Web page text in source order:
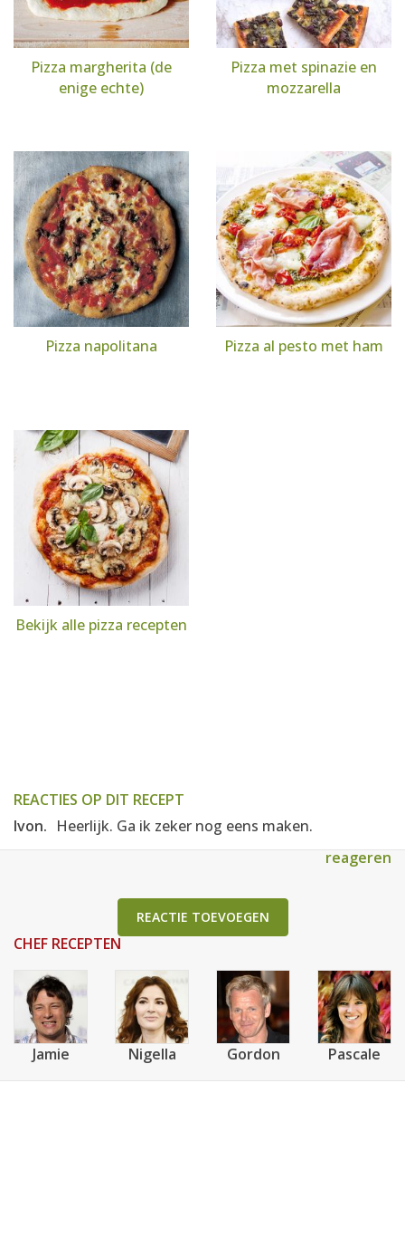
Pizza margherita (de
enige echte)
Pizza met spinazie en
mozzarella
Pizza napolitana Pizza al pesto met ham
Bekijk alle pizza recepten
REACTIES OP DIT RECEPT
Ivon. Heerlijk. Ga ik zeker nog eens maken.
reageren
REACTIE TOEVOEGEN
CHEF RECEPTEN
Jamie Nigella Gordon Pascale